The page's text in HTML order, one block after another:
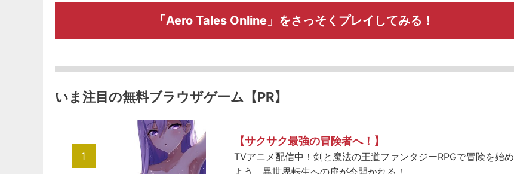
「Aero Tales Online」をさっそくプレイしてみる！
いま注目の無料ブラウザゲーム【PR】
1
【サクサク最強の冒険者へ！】
TVアニメ配信中！剣と魔法の王道ファンタジーRPGで冒険を始め